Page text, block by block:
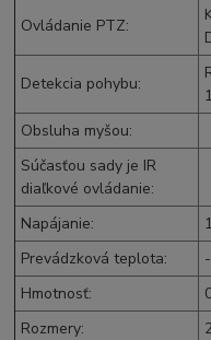
Ovládanie PTZ:
Detekcia pohybu:
Obsluha myšou:
Súčasťou sady je IR
diaľkové ovládanie:
Napájanie:
Prevádzková teplota:
Hmotnosť:
Rozmery: